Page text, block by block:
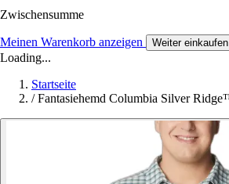
Zwischensumme
Meinen Warenkorb anzeigen Weiter einkaufen
Loading...
Startseite
/ Fantasiehemd Columbia Silver